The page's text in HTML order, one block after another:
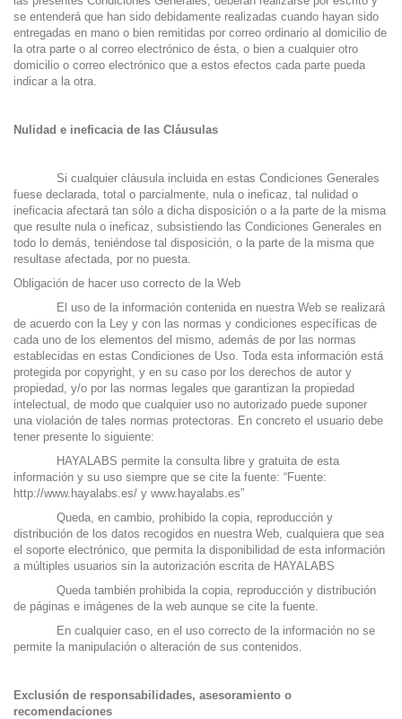
se entenderá que han sido debidamente realizadas cuando hayan sido
entregadas en mano o bien remitidas por correo ordinario al domicilio de
la otra parte o al correo electrónico de ésta, o bien a cualquier otro
domicilio o correo electrónico que a estos efectos cada parte pueda
indicar a la otra.
Nulidad e ineficacia de las Cláusulas
Si cualquier cláusula incluida en estas Condiciones Generales
fuese declarada, total o parcialmente, nula o ineficaz, tal nulidad o
ineficacia afectará tan sólo a dicha disposición o a la parte de la misma
que resulte nula o ineficaz, subsistiendo las Condiciones Generales en
todo lo demás, teniéndose tal disposición, o la parte de la misma que
resultase afectada, por no puesta.
Obligación de hacer uso correcto de la Web
El uso de la información contenida en nuestra Web se realizará
de acuerdo con la Ley y con las normas y condiciones específicas de
cada uno de los elementos del mismo, además de por las normas
establecidas en estas Condiciones de Uso. Toda esta información está
protegida por copyright, y en su caso por los derechos de autor y
propiedad, y/o por las normas legales que garantizan la propiedad
intelectual, de modo que cualquier uso no autorizado puede suponer
una violación de tales normas protectoras. En concreto el usuario debe
tener presente lo siguiente:
HAYALABS permite la consulta libre y gratuita de esta
información y su uso siempre que se cite la fuente: “Fuente:
http://www.hayalabs.es/ y www.hayalabs.es”
Queda, en cambio, prohibido la copia, reproducción y
distribución de los datos recogidos en nuestra Web, cualquiera que sea
el soporte electrónico, que permita la disponibilidad de esta información
a múltiples usuarios sin la autorización escrita de HAYALABS
Queda también prohibida la copia, reproducción y distribución
de páginas e imágenes de la web aunque se cite la fuente.
En cualquier caso, en el uso correcto de la información no se
permite la manipulación o alteración de sus contenidos.
Exclusión de responsabilidades, asesoramiento o
recomendaciones